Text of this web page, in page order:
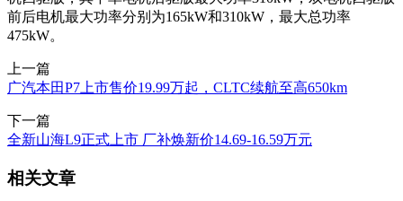
前后电机最大功率分别为165kW和310kW，最大总功率
475kW。
上一篇
广汽本田P7上市售价19.99万起，CLTC续航至高650km
下一篇
全新山海L9正式上市 厂补焕新价14.69-16.59万元
相关文章